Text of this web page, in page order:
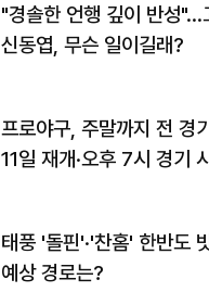
"경솔한 언행 깊이 반성"…
신동엽, 무슨 일이길래?
프로야구, 주말까지 전 경
11일 재개·오후 7시 경기
태풍 '돌핀'·'찬홈' 한반도
예상 경로는?